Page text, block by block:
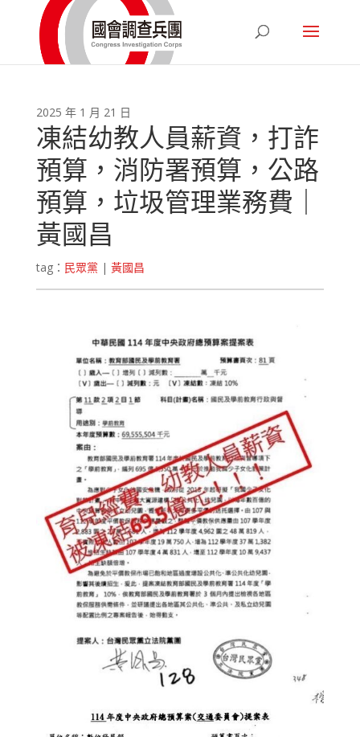
2025 年 1 月 21 日
凍結幼教人員薪資，打詐
預算，消防署預算，公路
預算，垃圾管理業務費｜
黃國昌
tag： 民眾黨| 黃國昌